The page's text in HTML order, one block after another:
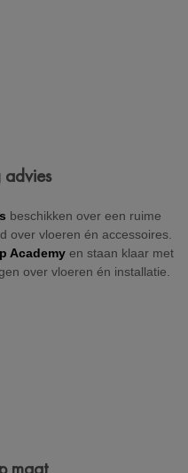
advies
beschikken over een ruime
over vloeren én accessoires.
Academy en staan klaar met
over vloeren én installatie.
maat